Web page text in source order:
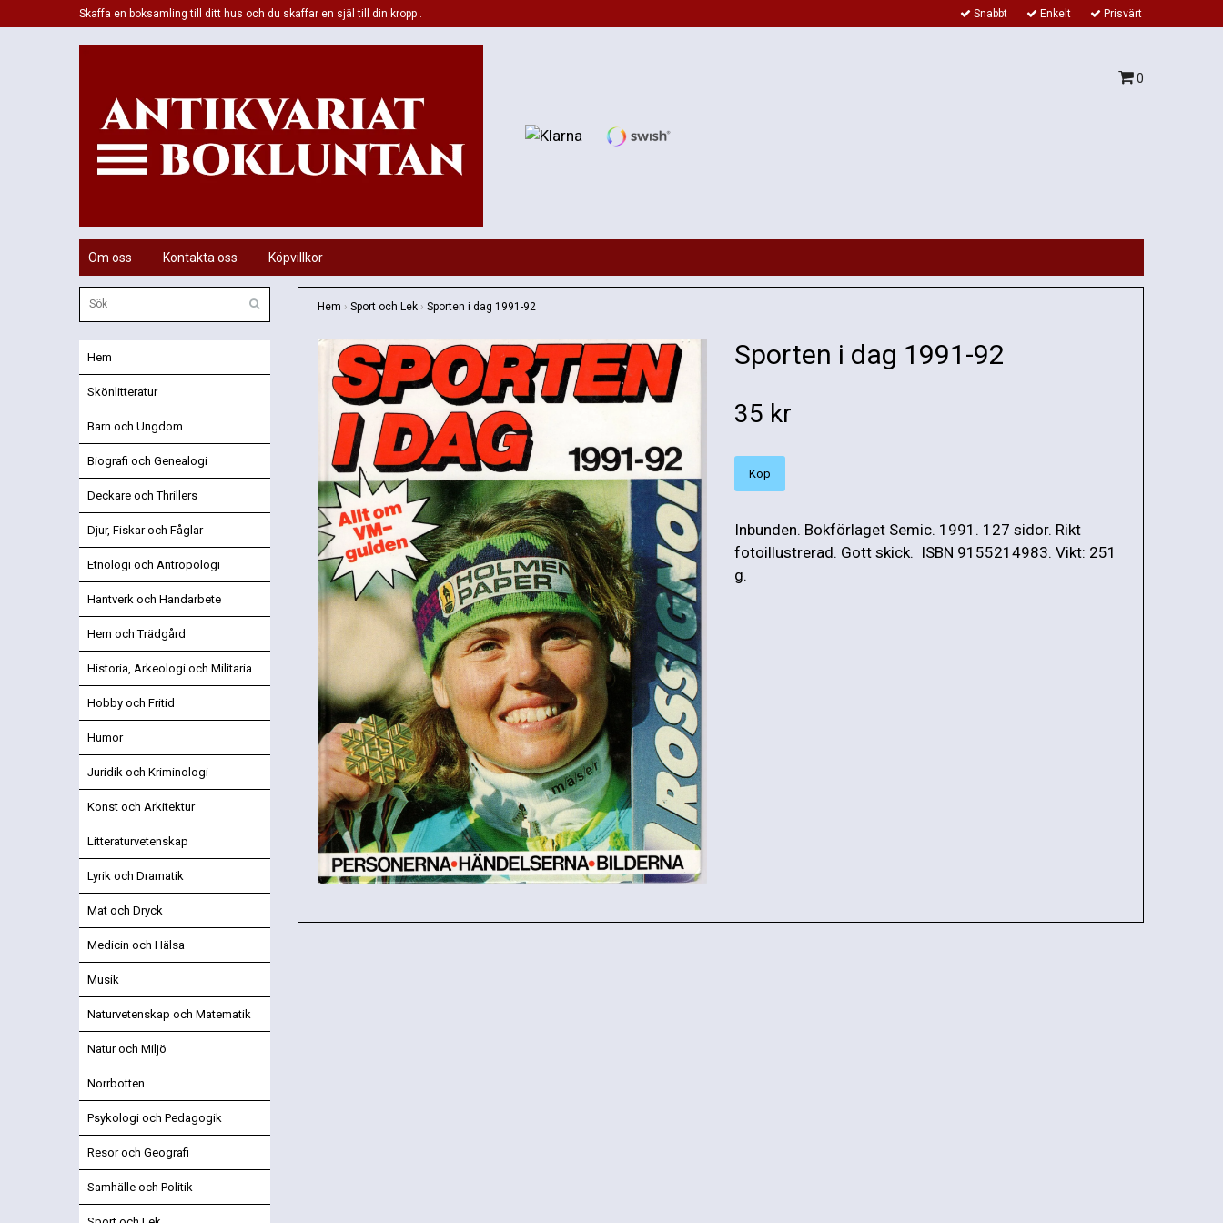
Skaffa en boksamling till ditt hus och du skaffar en själ till din kropp . Snabbt Enkelt Prisvärt
0
Om oss Kontakta oss Köpvillkor
Hem
Skönlitteratur
Barn och Ungdom
Biografi och Genealogi
Deckare och Thrillers
Djur, Fiskar och Fåglar
Etnologi och Antropologi
Hantverk och Handarbete
Hem och Trädgård
Historia, Arkeologi och Militaria
Hobby och Fritid
Humor
Juridik och Kriminologi
Konst och Arkitektur
Litteraturvetenskap
Lyrik och Dramatik
Mat och Dryck
Medicin och Hälsa
Musik
Naturvetenskap och Matematik
Natur och Miljö
Norrbotten
Psykologi och Pedagogik
Resor och Geografi
Samhälle och Politik
Hem › Sport och Lek › Sporten i dag 1991-92
Sporten i dag 1991-92
35 kr
Köp
Inbunden. Bokförlaget Semic. 1991. 127 sidor. Rikt
fotoillustrerad. Gott skick. ISBN 9155214983. Vikt: 251
g.